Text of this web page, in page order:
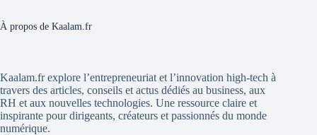
À propos de Kaalam.fr
Kaalam.fr explore l’entrepreneuriat et l’innovation high-tech à
travers des articles, conseils et actus dédiés au business, aux
RH et aux nouvelles technologies. Une ressource claire et
inspirante pour dirigeants, créateurs et passionnés du monde
numérique.